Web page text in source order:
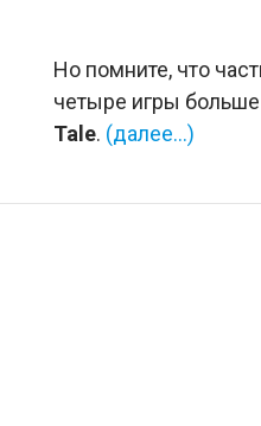
Но помните, что
четыре игры
Tale. (далее…)